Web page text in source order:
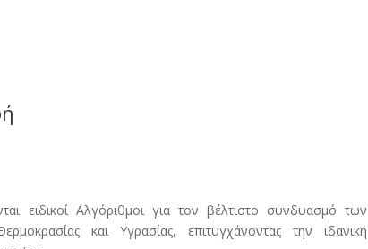
ειδικοί Αλγόριθμοι για τον βέλτιστο συνδυασμό των
και Υγρασίας, επιτυγχάνοντας την ιδανική